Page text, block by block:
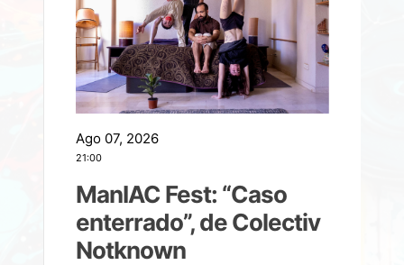
Ago 07, 2026
21:00
ManIAC Fest: “Caso
enterrado”, de Colectiv
Notknown